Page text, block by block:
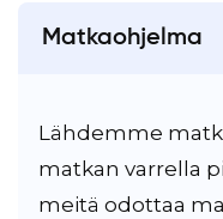
Matkaohjelma
Lähdemme
matkan varrella
meitä odottaa